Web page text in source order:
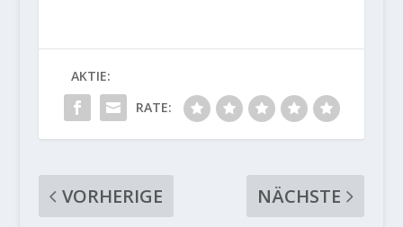
AKTIE:
RATE:
VORHERIGE
NÄCHSTE